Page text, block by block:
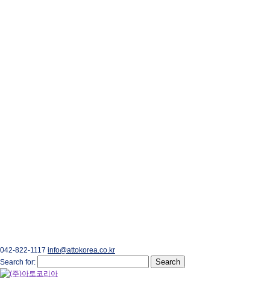
042-822-1117 info@attokorea.co.kr
Search for: